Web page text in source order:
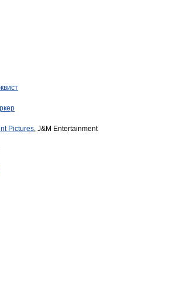
Pictures, J&M Entertainment